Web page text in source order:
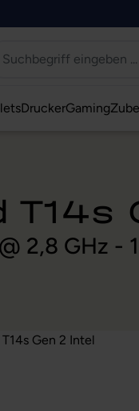
DruckerGaming
T14s
2,8 GHz -